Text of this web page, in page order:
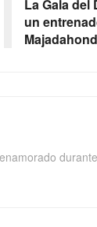
La Gala del
un